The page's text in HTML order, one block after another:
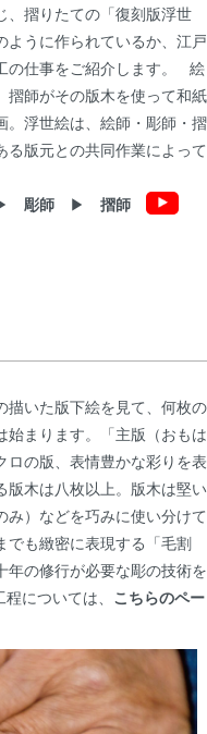
、摺りたての「復刻版浮世
ように作られているか、江戸
の仕事をご紹介します。 絵
摺師がその版木を使って和紙
。浮世絵は、絵師・彫師・摺
る版元との共同作業によって
彫師 ▶ 摺師
描いた版下絵を見て、何枚の
始まります。「主版（おもは
ロの版、表情豊かな彩りを表
版木は八枚以上。版木は堅い
み）などを巧みに使い分けて
でも緻密に表現する「毛割
年の修行が必要な彫の技術を
については、 こちらのペー